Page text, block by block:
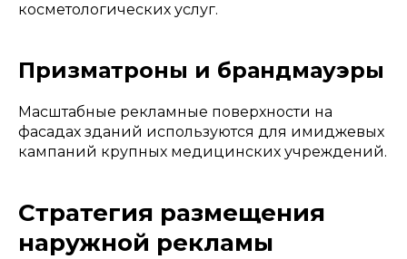
косметологических услуг.
Призматроны и брандмауэры
Масштабные рекламные поверхности на
фасадах зданий используются для имиджевых
кампаний крупных медицинских учреждений.
Стратегия размещения
наружной рекламы